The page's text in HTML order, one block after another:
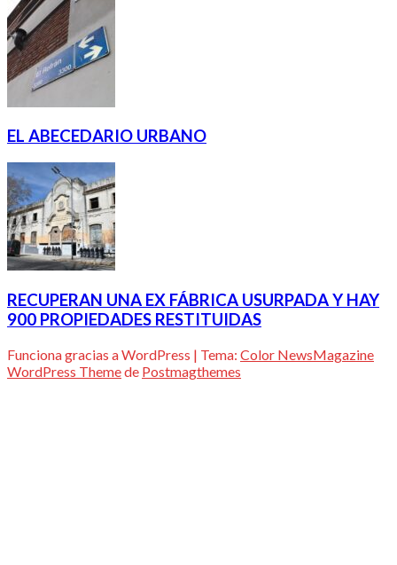
EL ABECEDARIO URBANO
RECUPERAN UNA EX FÁBRICA USURPADA Y HAY
900 PROPIEDADES RESTITUIDAS
Funciona gracias a WordPress | Tema: Color NewsMagazine
WordPress Themede Postmagthemes